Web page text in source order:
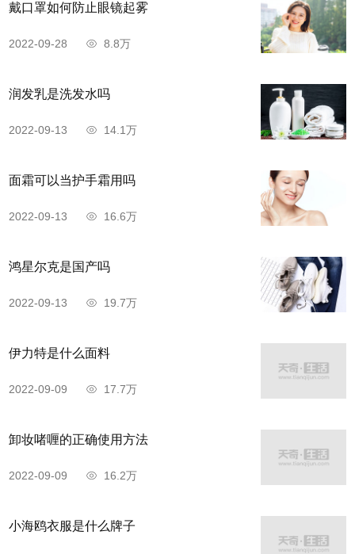
戴口罩如何防止眼镜起雾
2022-09-28 8.8万
润发乳是洗发水吗
2022-09-13 14.1万
面霜可以当护手霜用吗
2022-09-13 16.6万
鸿星尔克是国产吗
2022-09-13 19.7万
伊力特是什么面料
2022-09-09 17.7万
卸妆啫喱的正确使用方法
2022-09-09 16.2万
小海鸥衣服是什么牌子